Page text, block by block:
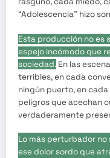
“Adolescencia” hizo
Esta producción no es
espejo incómodo que
sociedad. En las
terribles, en cada
ningún puerto, en
peligros que acechan
verdaderamente
Lo más perturbador no
ese dolor sordo que